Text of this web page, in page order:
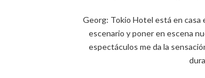
Georg: Tokio Hotel está en casa
escenario y poner en escena
espectáculos me da la